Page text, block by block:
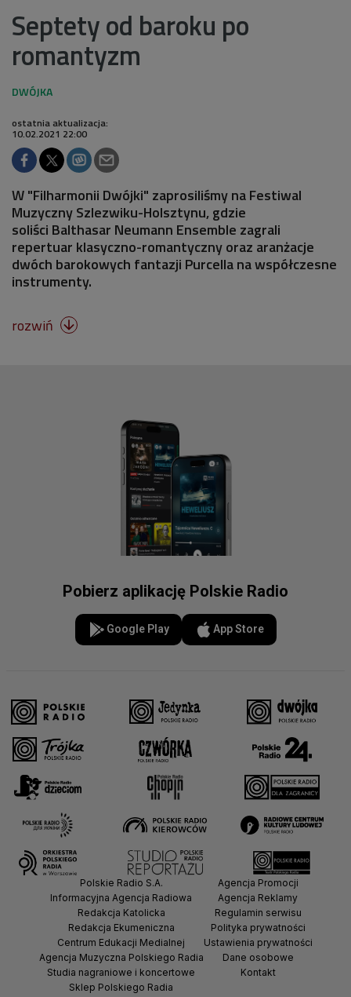
Septety od baroku po
romantyzm
ostatnia aktualizacja:
10.02.2021 22:00
W "Filharmonii Dwójki" zaprosiliśmy na Festiwal
Muzyczny Szlezwiku-Holsztynu, gdzie
soliści Balthasar Neumann Ensemble zagrali
repertuar klasyczno-romantyczny oraz aranżacje
dwóch barokowych fantazji Purcella na współczesne
instrumenty.
rozwiń 
Pobierz aplikację Polskie Radio
Google Play App Store
Polskie Radio S.A.
Informacyjna Agencja Radiowa
Redakcja Katolicka
Redakcja Ekumeniczna
Centrum Edukacji Medialnej
Agencja Muzyczna Polskiego Radia
Studia nagraniowe i koncertowe
Sklep Polskiego Radia
Agencja Promocji
Agencja Reklamy
Regulamin serwisu
Polityka prywatności
Ustawienia prywatności
Dane osobowe
Kontakt